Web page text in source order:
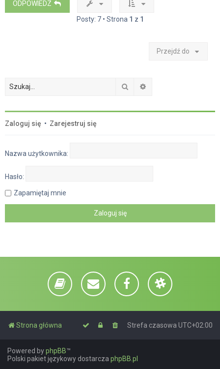
ODPOWIEDZ
Posty: 7 • Strona 1 z 1
Przejdź do
Szukaj
Zaloguj się • Zarejestruj się
Nazwa użytkownika:
Hasło:
Zapamiętaj mnie
Strona główna Strefa czasowa UTC+02:00
Powered byphpBB™
Polski pakiet językowy dostarcza phpBB.pl